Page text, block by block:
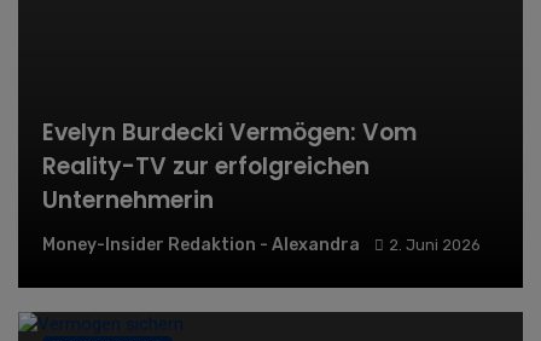
Evelyn Burdecki Vermögen: Vom
Reality-TV zur erfolgreichen
Unternehmerin
Money-Insider Redaktion - Alexandra 2. Juni 2026